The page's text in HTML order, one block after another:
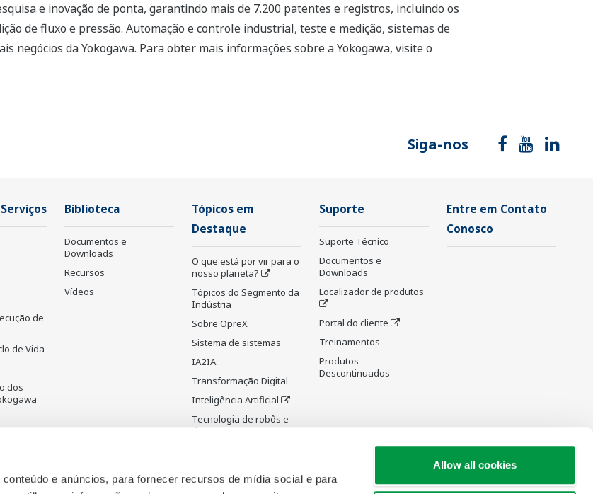
e anúncios, para fornecer recursos de mídia social e para
Allow all cookies
e inovação de ponta, garantindo mais de 7.200 patentes e registros, incluindo os
de fluxo e pressão. Automação e controle industrial, teste e medição, sistemas de
negócios da Yokogawa. Para obter mais informações sobre a Yokogawa, visite o
Siga-nos
de
de Vida
dos
Biblioteca
Documentos e
Downloads
Recursos
Vídeos
Tópicos em
Destaque
O que está por vir para o
nosso planeta?
Tópicos do Segmento da
Indústria
Sobre OpreX
Sistema de sistemas
IA2IA
Transformação Digital
Inteligência Artificial
Tecnologia de robôs e
drones
Suporte
Suporte Técnico
Documentos e
Downloads
Localizador de produtos
Portal do cliente
Treinamentos
Produtos
Descontinuados
Entre em Contato
Conosco